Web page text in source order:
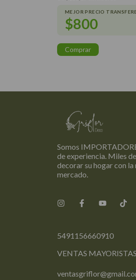
$800
Comprar
Somos
de experiencia. Miles
decorar su hogar con
mercado.
5491156660910
VENTAS